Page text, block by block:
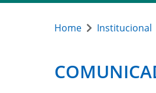
Home Institucional